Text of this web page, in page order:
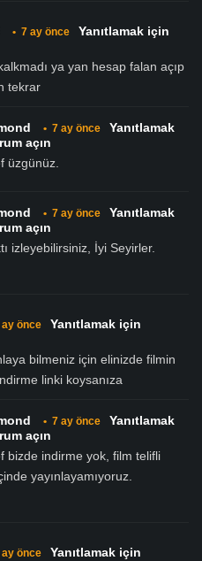
• 7 ay önce
Yanıtlamak için
ya yan hesap falan açıp
tekrar
• 7 ay önce
Yanıtlamak
açın
üzgünüz.
• 7 ay önce
Yanıtlamak
açın
izleyebilirsiniz, İyi Seyirler.
ay önce
Yanıtlamak için
bilmeniz için elinizde filmin
linki koysanıza
• 7 ay önce
Yanıtlamak
açın
bizde indirme yok, film telifli
yayınlayamıyoruz.
ay önce
Yanıtlamak için